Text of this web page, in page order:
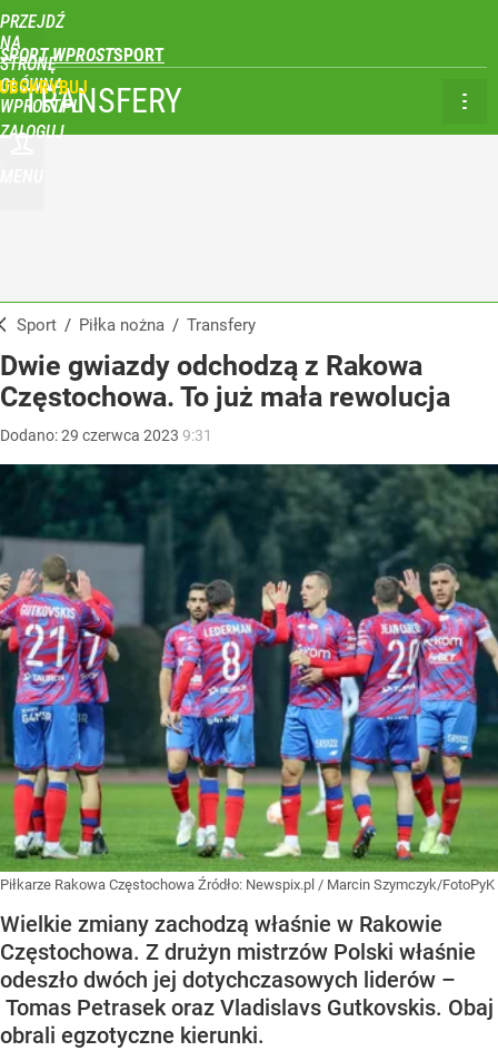
PRZEJDŹ
NA
STRONĘ
GŁÓWNĄ
WPROST.PL
SPORT WPROST
ZALOGUJ
TRANSFERY
Sport / Piłka nożna / Transfery
Dwie gwiazdy odchodzą z Rakowa
Częstochowa. To już mała rewolucja
Dodano:29 czerwca 2023 9:31
Piłkarze Rakowa Częstochowa Źródło: Newspix.pl / Marcin Szymczyk/FotoPyK
Wielkie zmiany zachodzą właśnie w Rakowie
Częstochowa. Z drużyn mistrzów Polski właśnie
odeszło dwóch jej dotychczasowych liderów –
Tomas Petrasek oraz Vladislavs Gutkovskis. Obaj
obrali egzotyczne kierunki.